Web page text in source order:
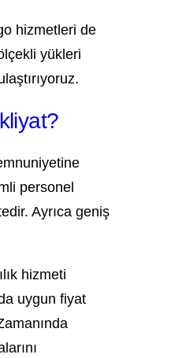
hizmetleri de
yükleri
personel
Ayrıca geniş
hizmeti
uygun fiyat